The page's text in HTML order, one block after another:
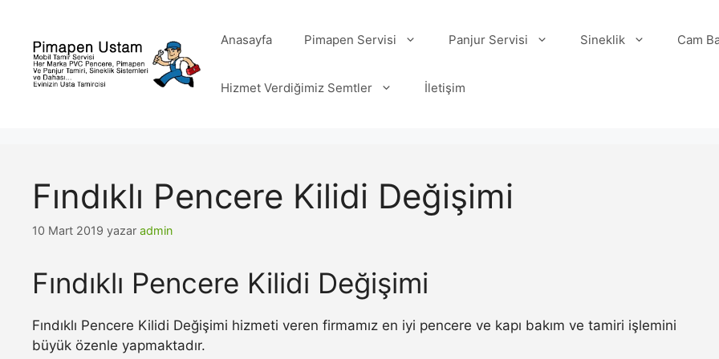
Anasayfa Pimapen Servisi Panjur Servisi Sineklik Cam
Hizmet Verdiğimiz Semtler İletişim
Fındıklı Pencere Kilidi Değişimi
10 Mart 2019 yazar admin
Fındıklı Pencere Kilidi Değişimi
Fındıklı Pencere Kilidi Değişimi hizmeti veren firmamız en iyi pencere ve kapı bakım ve tamiri işlemini
büyük özenle yapmaktadır.